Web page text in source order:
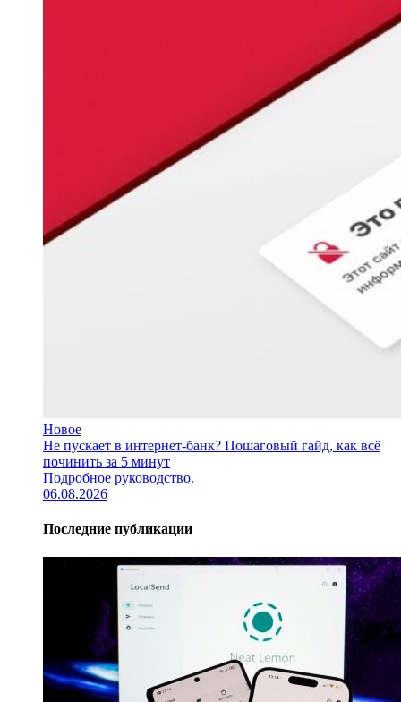
Новое
Не пускает в интернет-банк? Пошаговый гайд, как всё
починить за 5 минут
Подробное руководство.
06.08.2026
Последние публикации